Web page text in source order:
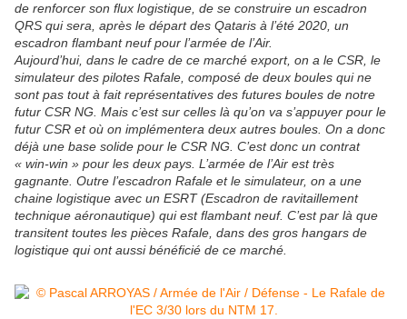
de renforcer son flux logistique, de se construire un escadron
QRS qui sera, après le départ des Qataris à l’été 2020, un
escadron flambant neuf pour l’armée de l’Air.
Aujourd’hui, dans le cadre de ce marché export, on a le CSR, le
simulateur des pilotes Rafale, composé de deux boules qui ne
sont pas tout à fait représentatives des futures boules de notre
futur CSR NG. Mais c’est sur celles là qu’on va s’appuyer pour le
futur CSR et où on implémentera deux autres boules. On a donc
déjà une base solide pour le CSR NG. C’est donc un contrat
« win-win » pour les deux pays. L’armée de l’Air est très
gagnante. Outre l’escadron Rafale et le simulateur, on a une
chaine logistique avec un ESRT (Escadron de ravitaillement
technique aéronautique) qui est flambant neuf. C’est par là que
transitent toutes les pièces Rafale, dans des gros hangars de
logistique qui ont aussi bénéficié de ce marché.